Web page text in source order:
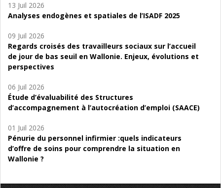
13 Juil 2026
Analyses endogènes et spatiales de l’ISADF 2025
09 Juil 2026
Regards croisés des travailleurs sociaux sur l’accueil
de jour de bas seuil en Wallonie. Enjeux, évolutions et
perspectives
06 Juil 2026
Étude d’évaluabilité des Structures
d’accompagnement à l’autocréation d’emploi (SAACE)
01 Juil 2026
Pénurie du personnel infirmier :quels indicateurs
d’offre de soins pour comprendre la situation en
Wallonie ?